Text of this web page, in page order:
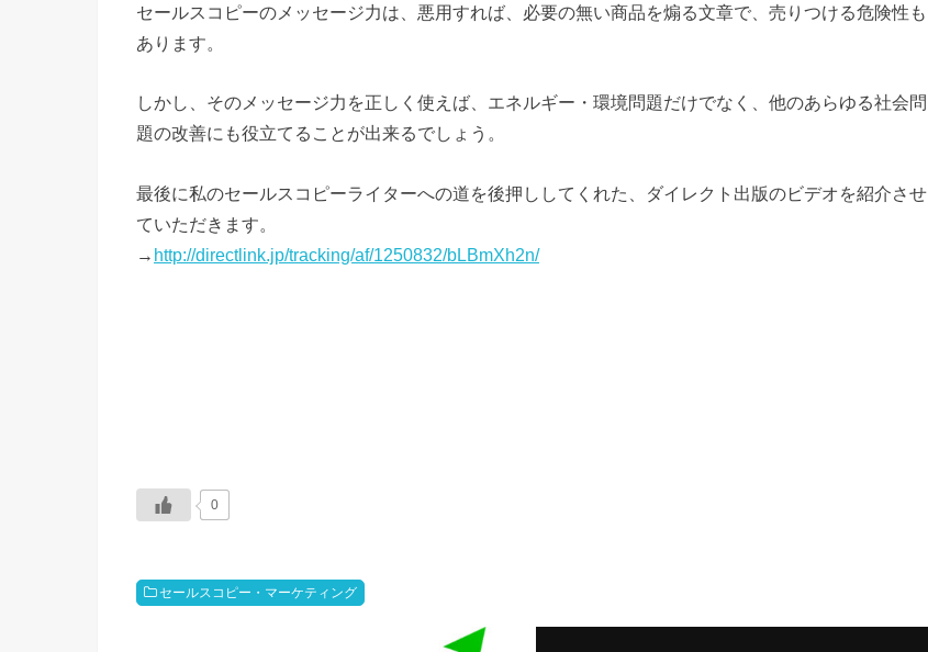
セールスコピーのメッセージ力は、悪用すれば、必要の無い商品を煽る文章で、売りつける危険性も
あります。
しかし、そのメッセージ力を正しく使えば、エネルギー・環境問題だけでなく、他のあらゆる社会問
題の改善にも役立てることが出来るでしょう。
最後に私のセールスコピーライターへの道を後押ししてくれた、ダイレクト出版のビデオを紹介させ
ていただきます。
→ http://directlink.jp/tracking/af/1250832/bLBmXh2n/
0
セールスコピー・マーケティング